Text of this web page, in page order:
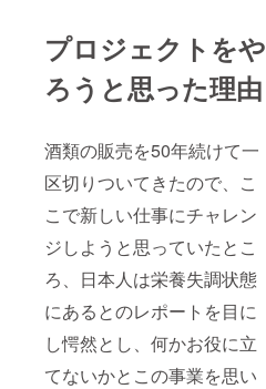
プロジェクトをや
ろうと思った理由
酒類の販売を50年続けて一
区切りついてきたので、こ
こで新しい仕事にチャレン
ジしようと思っていたとこ
ろ、日本人は栄養失調状態
にあるとのレポートを目に
し愕然とし、何かお役に立
てないかとこの事業を思い